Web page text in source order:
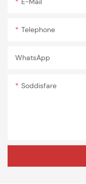
Telephone
WhatsApp
Soddisfare